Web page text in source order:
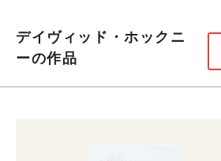
デイヴィッド・ホックニ
ーの作品